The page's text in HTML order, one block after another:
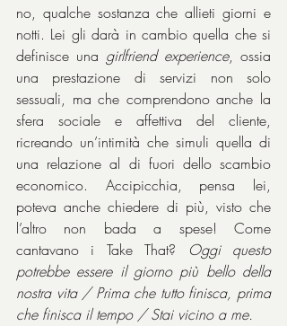
no, qualche sostanza che allieti giorni e
notti. Lei gli darà in cambio quella che si
definisce una girlfriend experience, ossia
una prestazione di servizi non solo
sessuali, ma che comprendono anche la
sfera sociale e affettiva del cliente,
ricreando un’intimità che simuli quella di
una relazione al di fuori dello scambio
economico. Accipicchia, pensa lei,
poteva anche chiedere di più, visto che
l’altro non bada a spese! Come
cantavano i Take That?
Oggi questo
potrebbe essere il giorno più bello della
nostra vita / Prima che tutto finisca, prima
che finisca il tempo / Stai vicino a me.